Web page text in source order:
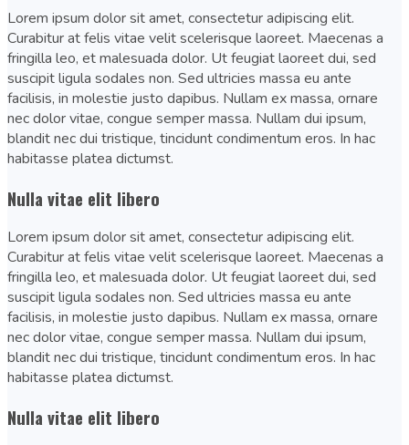
Lorem ipsum dolor sit amet, consectetur adipiscing elit.
Curabitur at felis vitae velit scelerisque laoreet. Maecenas a
fringilla leo, et malesuada dolor. Ut feugiat laoreet dui, sed
suscipit ligula sodales non. Sed ultricies massa eu ante
facilisis, in molestie justo dapibus. Nullam ex massa, ornare
nec dolor vitae, congue semper massa. Nullam dui ipsum,
blandit nec dui tristique, tincidunt condimentum eros. In hac
habitasse platea dictumst.
Nulla vitae elit libero
Lorem ipsum dolor sit amet, consectetur adipiscing elit.
Curabitur at felis vitae velit scelerisque laoreet. Maecenas a
fringilla leo, et malesuada dolor. Ut feugiat laoreet dui, sed
suscipit ligula sodales non. Sed ultricies massa eu ante
facilisis, in molestie justo dapibus. Nullam ex massa, ornare
nec dolor vitae, congue semper massa. Nullam dui ipsum,
blandit nec dui tristique, tincidunt condimentum eros. In hac
habitasse platea dictumst.
Nulla vitae elit libero